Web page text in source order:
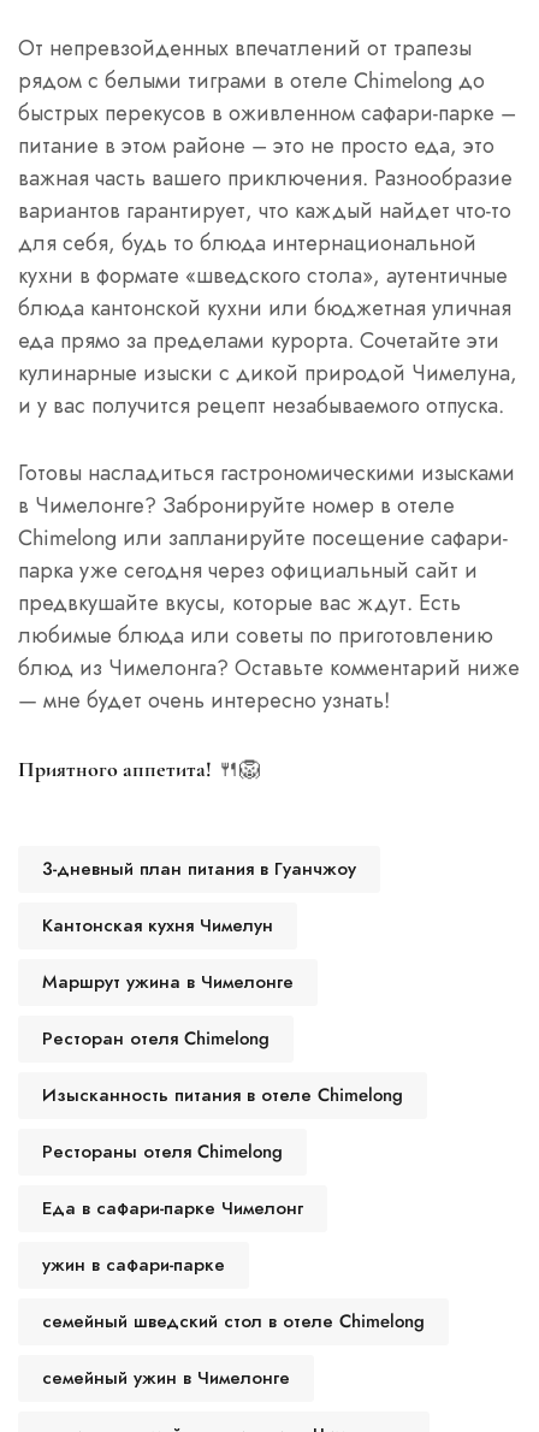
От непревзойденных впечатлений от трапезы
рядом с белыми тиграми в отеле Chimelong до
быстрых перекусов в оживленном сафари-парке –
питание в этом районе – это не просто еда, это
важная часть вашего приключения. Разнообразие
вариантов гарантирует, что каждый найдет что-то
для себя, будь то блюда интернациональной
кухни в формате «шведского стола», аутентичные
блюда кантонской кухни или бюджетная уличная
еда прямо за пределами курорта. Сочетайте эти
кулинарные изыски с дикой природой Чимелуна,
и у вас получится рецепт незабываемого отпуска.
Готовы насладиться гастрономическими изысками
в Чимелонге? Забронируйте номер в отеле
Chimelong или запланируйте посещение сафари-
парка уже сегодня через официальный сайт и
предвкушайте вкусы, которые вас ждут. Есть
любимые блюда или советы по приготовлению
блюд из Чимелонга? Оставьте комментарий ниже
— мне будет очень интересно узнать!
Приятного аппетита! 🍴🦁
3-дневный план питания в Гуанчжоу
Кантонская кухня Чимелун
Маршрут ужина в Чимелонге
Ресторан отеля Chimelong
Изысканность питания в отеле Chimelong
Рестораны отеля Chimelong
Еда в сафари-парке Чимелонг
ужин в сафари-парке
семейный шведский стол в отеле Chimelong
семейный ужин в Чимелонге
Japanese